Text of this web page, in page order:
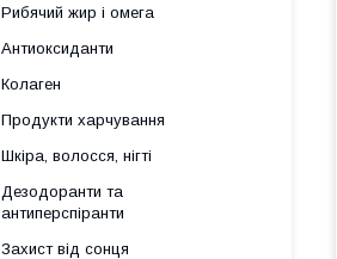
Рибячий жир і омега
Антиоксиданти
Колаген
Продукти харчування
Шкіра, волосся, нігті
Дезодоранти та
антиперспіранти
Захист від сонця